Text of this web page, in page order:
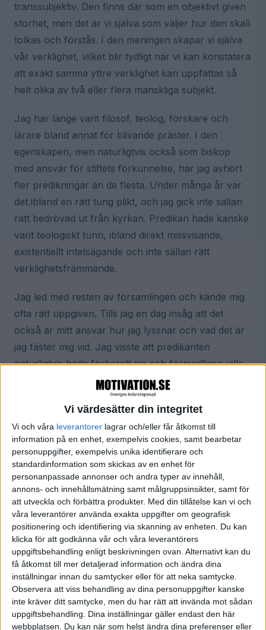
Vi värdesätter din integritet
Vi och våra leverantorer lagrar och/eller får åtkomst till
information på en enhet, exempelvis cookies, samt bearbetar
personuppgifter, exempelvis unika identifierare och
standardinformation som skickas av en enhet för
personanpassade annonser och andra typer av innehåll,
annons- och innehållsmätning samt målgruppsinsikter, samt för
att utveckla och förbättra produkter. Med din tillåtelse kan vi och
våra leverantörer använda exakta uppgifter om geografisk
positionering och identifiering via skanning av enheten. Du kan
klicka för att godkänna vår och våra leverantörers
uppgiftsbehandling enligt beskrivningen ovan. Alternativt kan du
få åtkomst till mer detaljerad information och ändra dina
inställningar innan du samtycker eller för att neka samtycke.
Observera att viss behandling av dina personuppgifter kanske
inte kräver ditt samtycke, men du har rätt att invända mot sådan
uppgiftsbehandling. Dina inställningar gäller endast den här
webbplatsen. Du kan när som helst ändra dina preferenser eller
transsubjektiv. Den finns där som en objektivt given
storhet, men det är vi själva som väljer hur den skall
tolkas och förstås. I den meningen skapar vi själva
vår verklighet, vilket blir tydligt när vi kan konstatera
att exakt samma yttre verklighet kan uppfattas så
helt olika av två eller flera mänskliga subjekt.
Jag har länge varit filosof, teolog, forskare och
lärare bland annat för blivande präster. I den
egenskapen, men naturligtvis också som biskop
med ansvar för stiftets förkunnelse, har jag avhört
fler predikningar än de flesta. Under många år var
det ibland en rätt tung plikt, och jag gick inte sällan
rätt bedrövad ut från kyrkan. Predikan hade kanske
varit teologiskt tunn, ibland direkt missvisande,
existentiellt intetsägande och inte sällan rätt
verklighetsfrämmande.
Jag led med resten av församlingen och kände mig
ofta rätt uppgiven. Tills jag en dag insåg att det
också är mitt ansvar hur jag lyssnar och vad det är
jag fäster mig vid. Jag visste att predikanten
naturligtvis hade förberett sig och förmodligen ville
säga något av vikt. Varför fäste jag mig då främst vid
det som kanske inte riktigt höll måttet?
Istället beslöt jag mig för att leta efter guldkornen i
gruset.
När man gräver efter guld, vilket jag aldrig har gjort
bokstavligen, föreställer jag mig att det mest blir
grus, sand och lera. Men det är vad man låter rinna
bort. Istället letar man efter de små - eller större,
guldkornen.
Det är ju vad guldletandet går ut på, vaska fram det
värdefulla och låta det övriga rinna förbi.
Jag kan försäkra att jag sedan den dagen inte har
avhört en enda riktigt dålig predikan. Denna